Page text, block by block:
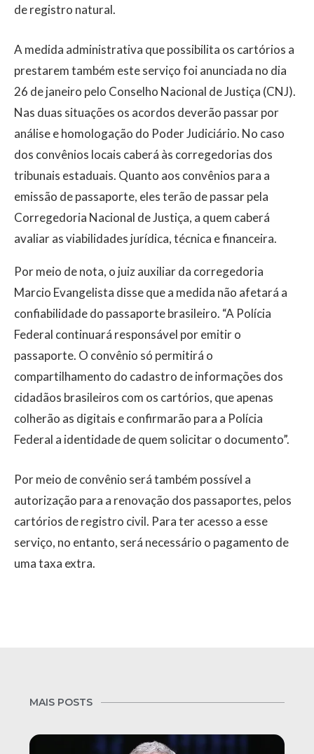
de registro natural.
A medida administrativa que possibilita os cartórios a
prestarem também este serviço foi anunciada no dia
26 de janeiro pelo Conselho Nacional de Justiça (CNJ).
Nas duas situações os acordos deverão passar por
análise e homologação do Poder Judiciário. No caso
dos convênios locais caberá às corregedorias dos
tribunais estaduais. Quanto aos convênios para a
emissão de passaporte, eles terão de passar pela
Corregedoria Nacional de Justiça, a quem caberá
avaliar as viabilidades jurídica, técnica e financeira.
Por meio de nota, o juiz auxiliar da corregedoria
Marcio Evangelista disse que a medida não afetará a
confiabilidade do passaporte brasileiro. “A Polícia
Federal continuará responsável por emitir o
passaporte. O convênio só permitirá o
compartilhamento do cadastro de informações dos
cidadãos brasileiros com os cartórios, que apenas
colherão as digitais e confirmarão para a Polícia
Federal a identidade de quem solicitar o documento”.
Por meio de convênio será também possível a
autorização para a renovação dos passaportes, pelos
cartórios de registro civil. Para ter acesso a esse
serviço, no entanto, será necessário o pagamento de
uma taxa extra.
MAIS POSTS